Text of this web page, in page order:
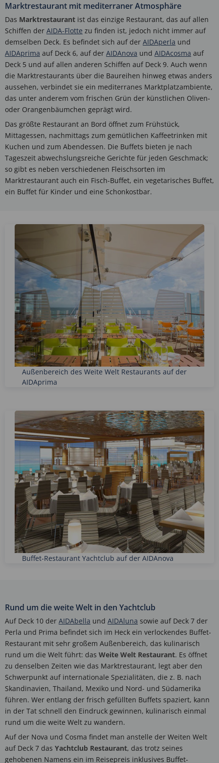
Marktrestaurant mit mediterraner Atmosphäre
Das Marktrestaurant ist das einzige Restaurant, das auf allen
Schiffen der AIDA-Flotte zu finden ist, jedoch nicht immer auf
demselben Deck. Es befindet sich auf der AIDAperla und
AIDAprima auf Deck 6, auf der AIDAnova und AIDAcosma auf
Deck 5 und auf allen anderen Schiffen auf Deck 9. Auch wenn
die Marktrestaurants über die Baureihen hinweg etwas anders
aussehen, verbindet sie ein mediterranes Marktplatzambiente,
das unter anderem vom frischen Grün der künstlichen Oliven-
oder Orangenbäumchen geprägt wird.
Das größte Restaurant an Bord öffnet zum Frühstück,
Mittagessen, nachmittags zum gemütlichen Kaffeetrinken mit
Kuchen und zum Abendessen. Die Buffets bieten je nach
Tageszeit abwechslungsreiche Gerichte für jeden Geschmack;
so gibt es neben verschiedenen Fleischsorten im
Marktrestaurant auch ein Fisch-Buffet, ein vegetarisches Buffet,
ein Buffet für Kinder und eine Schonkostbar.
Außenbereich des Weite Welt Restaurants auf der
AIDAprima
Buffet-Restaurant Yachtclub auf der AIDAnova
Rund um die weite Welt in den Yachtclub
Auf Deck 10 der AIDAbella und AIDAluna sowie auf Deck 7 der
Perla und Prima befindet sich im Heck ein verlockendes Buffet-
Restaurant mit sehr großem Außenbereich, das kulinarisch
rund um die Welt führt: das Weite Welt Restaurant. Es öffnet
zu denselben Zeiten wie das Marktrestaurant, legt aber den
Schwerpunkt auf internationale Spezialitäten, die z. B. nach
Skandinavien, Thailand, Mexiko und Nord- und Südamerika
führen. Wer entlang der frisch gefüllten Buffets spaziert, kann
in der Tat schnell den Eindruck gewinnen, kulinarisch einmal
rund um die weite Welt zu wandern.
Auf der Nova und Cosma findet man anstelle der Weiten Welt
auf Deck 7 das Yachtclub Restaurant, das trotz seines
gehobenen Namens ein im Reisepreis inklusives Buffet-